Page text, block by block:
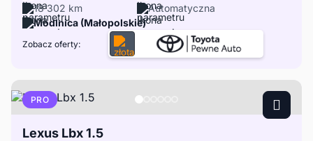
18 302 km
Automatyczna
Modlnica (Małopolskie)
Zobacz oferty:
PRO
Lexus Lbx 1.5